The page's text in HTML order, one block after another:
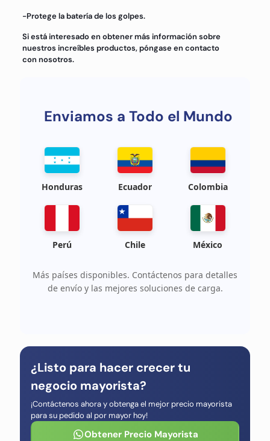
-Protege la batería de los golpes.
Si está interesado en obtener más información sobre
nuestros increíbles productos, póngase en contacto
con nosotros.
Enviamos a Todo el Mundo
Honduras Ecuador Colombia
Perú Chile México
Más países disponibles. Contáctenos para detalles
de envío y las mejores soluciones de carga.
¿Listo para hacer crecer tu
negocio mayorista?
¡Contáctenos ahora y obtenga el mejor precio mayorista
para su pedido al por mayor hoy!
Obtener Precio Mayorista